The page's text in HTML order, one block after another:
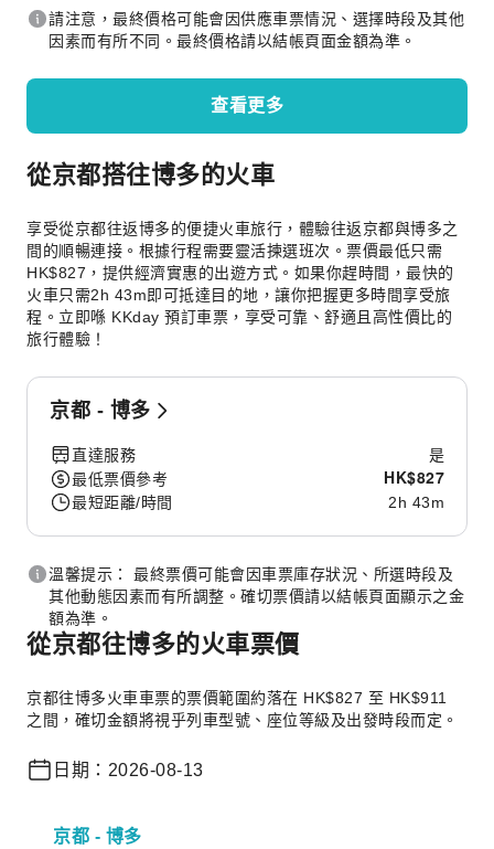
請注意，最終價格可能會因供應車票情況、選擇時段及其他
因素而有所不同。最終價格請以結帳頁面金額為準。
查看更多
從京都搭往博多的火車
享受從京都往返博多的便捷火車旅行，體驗往返京都與博多之
間的順暢連接。根據行程需要靈活揀選班次。票價最低只需
HK$827，提供經濟實惠的出遊方式。如果你趕時間，最快的
火車只需2h 43m即可抵達目的地，讓你把握更多時間享受旅
程。立即喺 KKday 預訂車票，享受可靠、舒適且高性價比的
旅行體驗！
京都 - 博多
直達服務
是
最低票價參考
HK$827
最短距離/時間 2h 43m
溫馨提示： 最終票價可能會因車票庫存狀況、所選時段及
其他動態因素而有所調整。確切票價請以結帳頁面顯示之金
額為準。
從京都往博多的火車票價
京都往博多火車車票的票價範圍約落在 HK$827 至 HK$911
之間，確切金額將視乎列車型號、座位等級及出發時段而定。
日期：2026-08-13
京都 - 博多